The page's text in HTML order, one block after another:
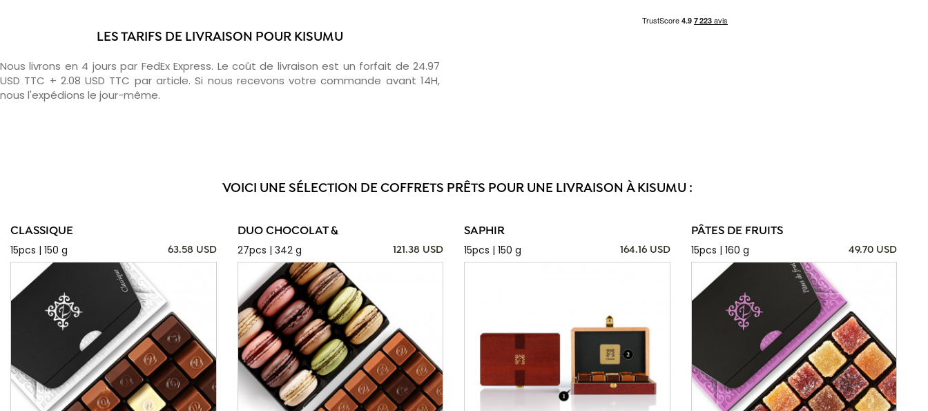
LES TARIFS DE LIVRAISON POUR KISUMU
Nous livrons en 4 jours par FedEx Express. Le coût de livraison est un forfait de 24.97
USD TTC + 2.08 USD TTC par article. Si nous recevons votre commande avant 14H,
nous l'expédions le jour-même.
VOICI UNE SÉLECTION DE COFFRETS PRÊTS POUR UNE LIVRAISON À KISUMU :
CLASSIQUE
15pcs | 150 g
63.58 USD
DUO CHOCOLAT &
27pcs | 342 g
121.38 USD
SAPHIR
15pcs | 150 g
164.16 USD
PÂTES DE FRUITS
15pcs | 160 g
49.70 USD